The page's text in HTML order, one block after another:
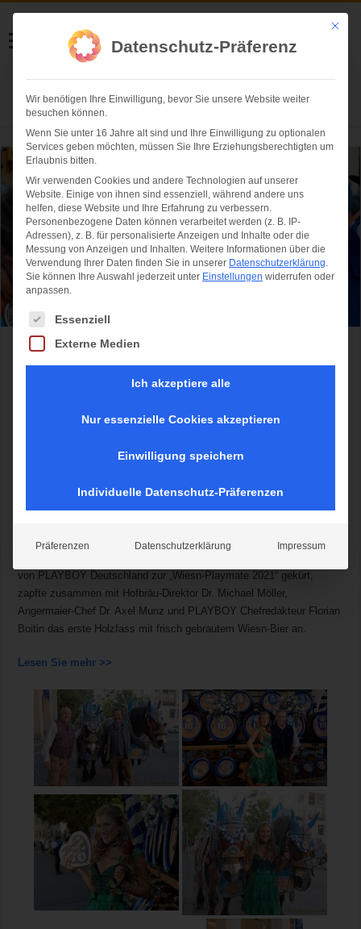
Helmut Swoboda
Fotografie
Herzlich willkommen
Vanessa Teske aus Landshut ist das PLAYBOY
Wiesn-Playmate 2021
Im Rahmen eines gemeinsamen Events mit Angermaier Trachten und
Wiesn-Playmate 2021 vor. Die 26-jährige Vanessa Teske aus
Specials in der Oktober-Ausgabe.
Oktoberfestes hieß es am gestrigen Mittwochabend in der
von PLAYBOY Deutschland zur „Wiesn-Playmate 2021“ gekürt,
zapfte zusammen mit Hofbräu-Direktor Dr. Michael Möller,
Angermaier-Chef Dr. Axel Munz und PLAYBOY Chefredakteur Florian
Boitin das erste Holzfass mit frisch gebrautem Wiesn-Bier an.
Lesen Sie mehr >>
Mit
Datenschutz-Präferenz
Wir benötigen Ihre Einwilligung, bevor Sie unsere Website weiter
besuchen können.
Wenn Sie unter 16 Jahre alt sind und Ihre Einwilligung zu optionalen
Services geben möchten, müssen Sie Ihre Erziehungsberechtigten um
Erlaubnis bitten.
Wir verwenden Cookies und andere Technologien auf unserer
Website. Einige von ihnen sind essenziell, während andere uns
helfen, diese Website und Ihre Erfahrung zu verbessern.
Personenbezogene Daten können verarbeitet werden (z. B. IP-
Adressen), z. B. für personalisierte Anzeigen und Inhalte oder die
Messung von Anzeigen und Inhalten. Weitere Informationen über die
Verwendung Ihrer Daten finden Sie in unserer Datenschutzerklärung.
Sie können Ihre Auswahl jederzeit unter Einstellungen widerrufen oder
anpassen.
Es folgt eine Liste der Service-Gruppen, für die eine Einwilligung
Essenziell
Externe Medien
Ich akzeptiere alle
Nur essenzielle Cookies akzeptieren
Einwilligung speichern
Individuelle Datenschutz-Präferenzen
Präferenzen Datenschutzerklärung Impressum